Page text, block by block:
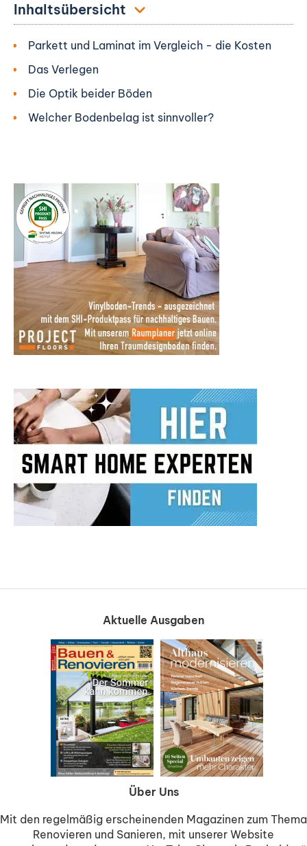
Inhaltsübersicht
Parkett und Laminat im Vergleich - die Kosten
Das Verlegen
Die Optik beider Böden
Welcher Bodenbelag ist sinnvoller?
Aktuelle Ausgaben
Über Uns
Mit den regelmäßig erscheinenden Magazinen zum Thema
Renovieren und Sanieren, mit unserer Website